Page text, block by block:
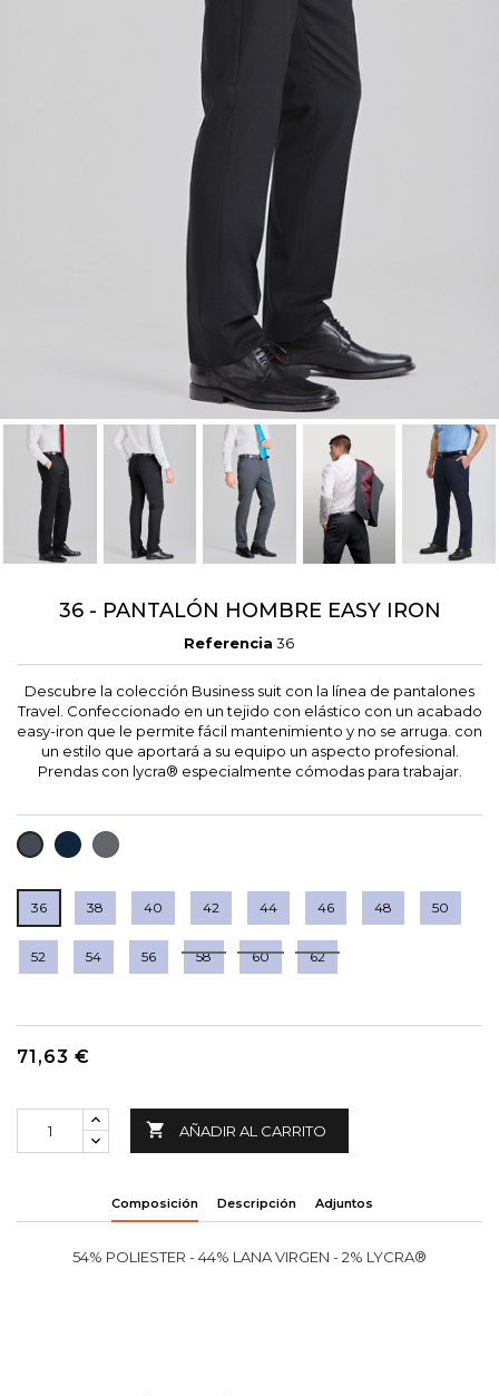
36 - PANTALÓN HOMBRE EASY IRON
Referencia 36
Descubre la colección Business suit con la línea de pantalones
Travel. Confeccionado en un tejido con elástico con un acabado
easy-iron que le permite fácil mantenimiento y no se arruga. con
un estilo que aportará a su equipo un aspecto profesional.
Prendas con lycra® especialmente cómodas para trabajar.
NEGROMARINO
GRIS
OSCURO
36 38 40 42 44 46 48 50
52 54 56 58 60 62
71,63 €
 AÑADIR AL CARRITO
Composición Descripción Adjuntos
54% POLIESTER - 44% LANA VIRGEN - 2% LYCRA®
Crear lista de Favoritos
Iniciar sesión